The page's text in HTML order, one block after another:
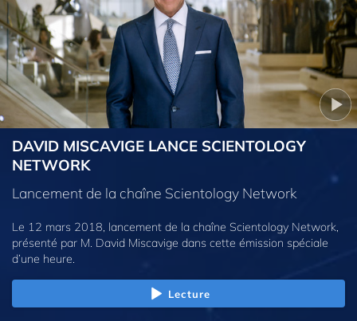
DAVID MISCAVIGE LANCE SCIENTOLOGY
NETWORK
Lancement de la chaîne Scientology Network
Le 12 mars 2018, lancement de la chaîne Scientology Network,
présenté par M. David Miscavige dans cette émission spéciale
d’une heure.
Lecture